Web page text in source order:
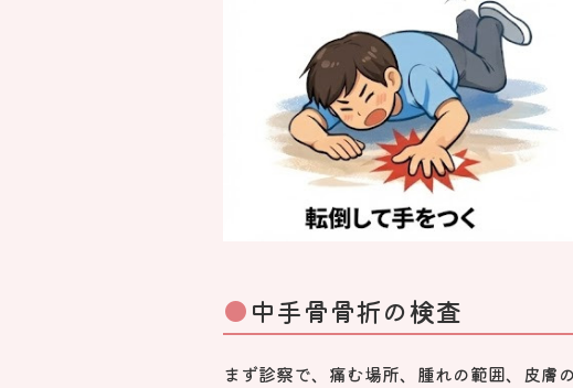
中手骨骨折の検査
まず診察で、痛む場所、腫れの範囲、皮膚